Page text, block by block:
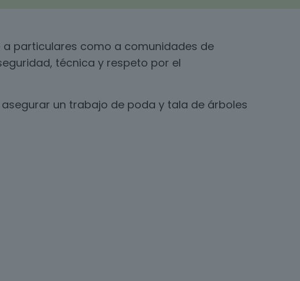
a particulares como a comunidades de
técnica y respeto por el
un trabajo de poda y tala de árboles